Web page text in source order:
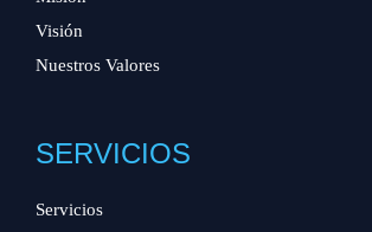
Visión
Nuestros Valores
SERVICIOS
Servicios